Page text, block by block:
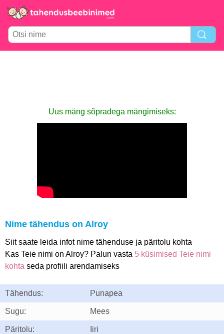
Uus mäng sõpradega mängimiseks:
Nime tähendus on Alroy
Siit saate leida infot nime tähenduse ja päritolu kohta
Kas Teie nimi on Alroy? Palun vasta 5 küsimised Teie nimi
kohta seda profiili arendamiseks
Tähendus: Punapea
Sugu: Mees
Päritolu: Iiri